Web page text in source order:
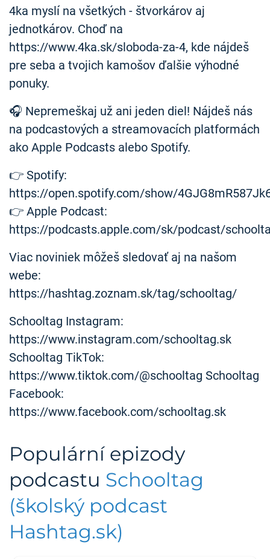
4ka myslí na všetkých - štvorkárov aj
jednotkárov. Choď na
https://www.4ka.sk/sloboda-za-4, kde nájdeš
pre seba a tvojich kamošov ďalšie výhodné
ponuky.
🎧 Nepremeškaj už ani jeden diel! Nájdeš nás
na podcastových a streamovacích platformách
ako Apple Podcasts alebo Spotify.
👉 Spotify:
https://open.spotify.com/show/
👉 Apple Podcast:
https://podcasts.apple.com/sk/podcast/
Viac noviniek môžeš sledovať aj na našom
webe:
https://hashtag.zoznam.sk/tag/schooltag/
Schooltag Instagram:
https://www.instagram.com/schooltag.sk
Schooltag TikTok:
https://www.tiktok.com/@schooltag Schooltag
Facebook:
https://www.facebook.com/schooltag.sk
Populární epizody
podcastu Schooltag
(školský podcast
Hashtag.sk)